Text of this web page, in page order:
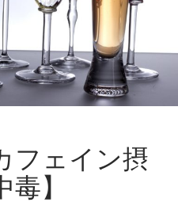
フェイン摂
】